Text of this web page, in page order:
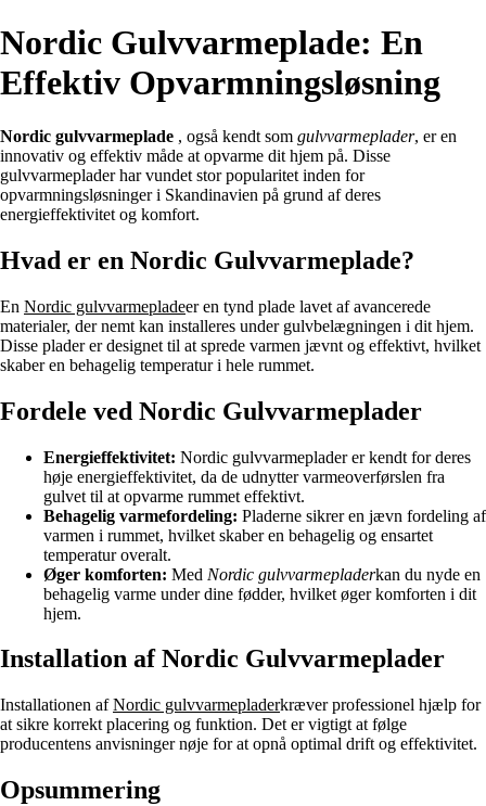
Nordic Gulvvarmeplade: En
Effektiv Opvarmningsløsning
Nordic gulvvarmeplade , også kendt som gulvvarmeplader, er en
innovativ og effektiv måde at opvarme dit hjem på. Disse
gulvvarmeplader har vundet stor popularitet inden for
opvarmningsløsninger i Skandinavien på grund af deres
energieffektivitet og komfort.
Hvad er en Nordic Gulvvarmeplade?
En Nordic gulvvarmepladeer en tynd plade lavet af avancerede
materialer, der nemt kan installeres under gulvbelægningen i dit hjem.
Disse plader er designet til at sprede varmen jævnt og effektivt, hvilket
skaber en behagelig temperatur i hele rummet.
Fordele ved Nordic Gulvvarmeplader
Energieffektivitet: Nordic gulvvarmeplader er kendt for deres
høje energieffektivitet, da de udnytter varmeoverførslen fra
gulvet til at opvarme rummet effektivt.
Behagelig varmefordeling: Pladerne sikrer en jævn fordeling af
varmen i rummet, hvilket skaber en behagelig og ensartet
temperatur overalt.
Øger komforten: Med Nordic gulvvarmepladerkan du nyde en
behagelig varme under dine fødder, hvilket øger komforten i dit
hjem.
Installation af Nordic Gulvvarmeplader
Installationen afNordic gulvvarmepladerkræver professionel hjælp for
at sikre korrekt placering og funktion. Det er vigtigt at følge
producentens anvisninger nøje for at opnå optimal drift og effektivitet.
Opsummering